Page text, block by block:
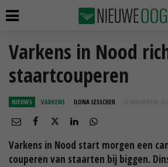
Varkens in Nood
staartcouperen
NIEUWS VARKENS ILONA LESSCHER 01 NOV 2016 OM 18:21
Varkens in Nood start morgen een
couperen van staarten bij biggen.